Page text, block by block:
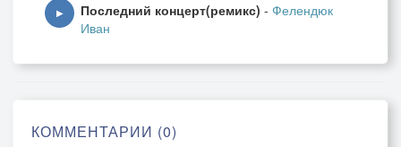
▶ Последний концерт(ремикс) - Фелендюк
Иван
КОММЕНТАРИИ (0)